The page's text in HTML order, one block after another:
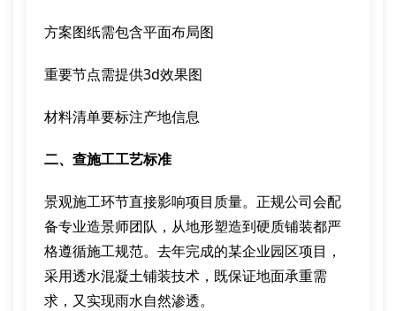
方案图纸需包含平面布局图
重要节点需提供3d效果图
材料清单要标注产地信息
二、查施工工艺标准
景观施工环节直接影响项目质量。正规公司会配
备专业造景师团队，从地形塑造到硬质铺装都严
格遵循施工规范。去年完成的某企业园区项目，
采用透水混凝土铺装技术，既保证地面承重需
求，又实现雨水自然渗透。